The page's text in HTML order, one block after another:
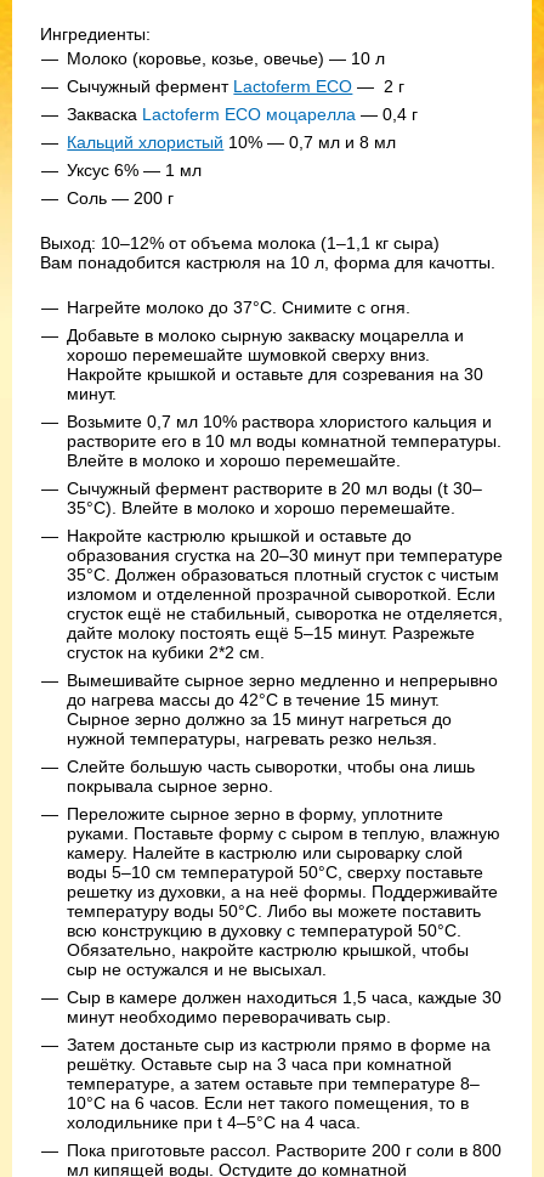
Ингредиенты:
Молоко (коровье, козье, овечье) — 10 л
Сычужный фермент Lactoferm ECO — 2 г
Закваска Lactoferm ECO моцарелла — 0,4 г
Кальций хлористый 10% — 0,7 мл и 8 мл
Уксус 6% — 1 мл
Соль — 200 г
Выход: 10–12% от объема молока (1–1,1 кг сыра)
Вам понадобится кастрюля на 10 л, форма для качотты.
Нагрейте молоко до 37°C. Снимите с огня.
Добавьте в молоко сырную закваску моцарелла и
хорошо перемешайте шумовкой сверху вниз.
Накройте крышкой и оставьте для созревания на 30
минут.
Возьмите 0,7 мл 10% раствора хлористого кальция и
растворите его в 10 мл воды комнатной температуры.
Влейте в молоко и хорошо перемешайте.
Сычужный фермент растворите в 20 мл воды (t 30–
35°C). Влейте в молоко и хорошо перемешайте.
Накройте кастрюлю крышкой и оставьте до
образования сгустка на 20–30 минут при температуре
35°C. Должен образоваться плотный сгусток с чистым
изломом и отделенной прозрачной сывороткой. Если
сгусток ещё не стабильный, сыворотка не отделяется,
дайте молоку постоять ещё 5–15 минут. Разрежьте
сгусток на кубики 2*2 см.
Вымешивайте сырное зерно медленно и непрерывно
до нагрева массы до 42°C в течение 15 минут.
Сырное зерно должно за 15 минут нагреться до
нужной температуры, нагревать резко нельзя.
Слейте большую часть сыворотки, чтобы она лишь
покрывала сырное зерно.
Переложите сырное зерно в форму, уплотните
руками. Поставьте форму с сыром в теплую, влажную
камеру. Налейте в кастрюлю или сыроварку слой
воды 5–10 см температурой 50°С, сверху поставьте
решетку из духовки, а на неё формы. Поддерживайте
температуру воды 50°С. Либо вы можете поставить
всю конструкцию в духовку с температурой 50°С.
Обязательно, накройте кастрюлю крышкой, чтобы
сыр не остужался и не высыхал.
Сыр в камере должен находиться 1,5 часа, каждые 30
минут необходимо переворачивать сыр.
Затем достаньте сыр из кастрюли прямо в форме на
решётку. Оставьте сыр на 3 часа при комнатной
температуре, а затем оставьте при температуре 8–
10°С на 6 часов. Если нет такого помещения, то в
холодильнике при t 4–5°С на 4 часа.
Пока приготовьте рассол. Растворите 200 г соли в 800
мл кипящей воды. Остудите до комнатной